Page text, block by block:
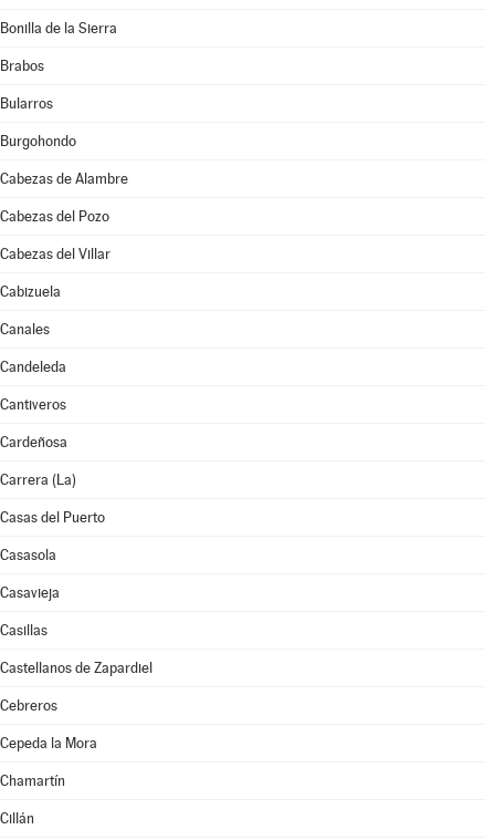
Bonilla de la Sierra
Brabos
Bularros
Burgohondo
Cabezas de Alambre
Cabezas del Pozo
Cabezas del Villar
Cabizuela
Canales
Candeleda
Cantiveros
Cardeñosa
Carrera (La)
Casas del Puerto
Casasola
Casavieja
Casillas
Castellanos de Zapardiel
Cebreros
Cepeda la Mora
Chamartín
Cillán